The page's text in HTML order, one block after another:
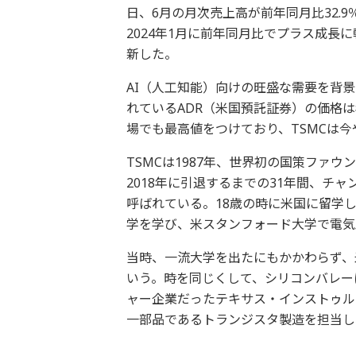
日、6月の月次売上高が前年同月比
2024年1月に前年同月比でプラス成長
新した。
AI（人工知能）向けの旺盛な需要を背
れているADR（米国預託証券）の価格
場でも最高値をつけており、TSMCは
TSMCは1987年、世界初の国策ファウ
2018年に引退するまでの31年間、チャ
呼ばれている。18歳の時に米国に留学
学を学び、米スタンフォード大学で電
当時、一流大学を出たにもかかわらず
いう。時を同じくして、シリコンバレ
ャー企業だったテキサス・インストゥ
一部品であるトランジスタ製造を担当